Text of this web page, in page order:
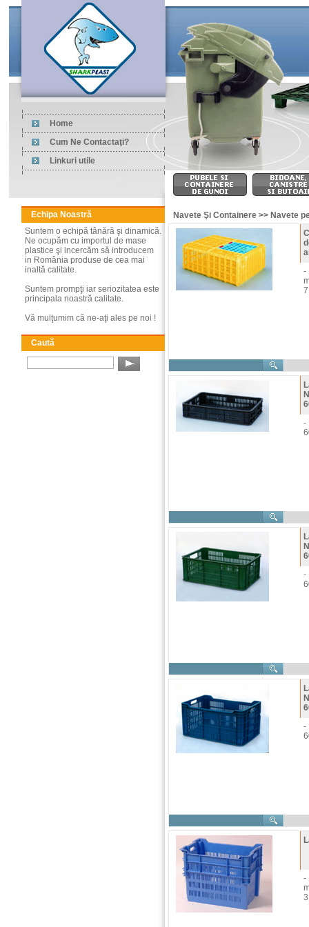
Home
Cum Ne Contactaţi?
Linkuri utile
Echipa Noastră
Suntem o echipă tânără şi dinamică.
Ne ocupăm cu importul de mase
plastice şi incercăm să introducem
in România produse de cea mai
inaltă calitate.
Suntem prompţi iar seriozitatea este
principala noastră calitate.
Vă mulţumim că ne-aţi ales pe noi !
Caută
Navete Şi Containere >> Navete
-
-
-
-
-